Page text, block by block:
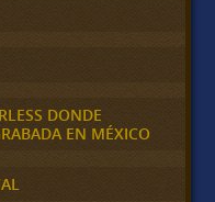
DONDE
EN MÉXICO